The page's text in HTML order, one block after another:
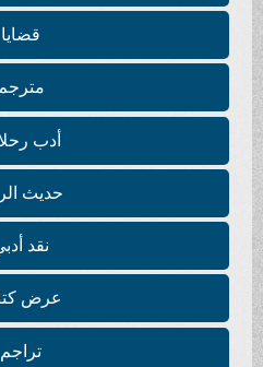
قضايا
مترجم
أدب رحلات
حديث الروح
نقد أدبي
عرض كتاب
تراجم